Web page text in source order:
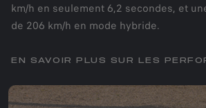
km/h en seulement 6,2 secondes, et
de 206 km/h en mode hybride.
EN SAVOIR PLUS SUR LES